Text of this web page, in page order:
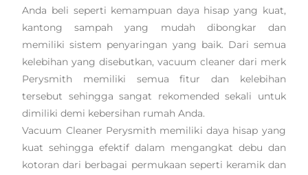
Anda beli seperti kemampuan daya hisap yang kuat,
kantong sampah yang mudah dibongkar dan
memiliki sistem penyaringan yang baik. Dari semua
kelebihan yang disebutkan, vacuum cleaner dari merk
Perysmith memiliki semua fitur dan kelebihan
tersebut sehingga sangat rekomended sekali untuk
dimiliki demi kebersihan rumah Anda.
Vacuum Cleaner Perysmith memiliki daya hisap yang
kuat sehingga efektif dalam mengangkat debu dan
kotoran dari berbagai permukaan seperti keramik dan